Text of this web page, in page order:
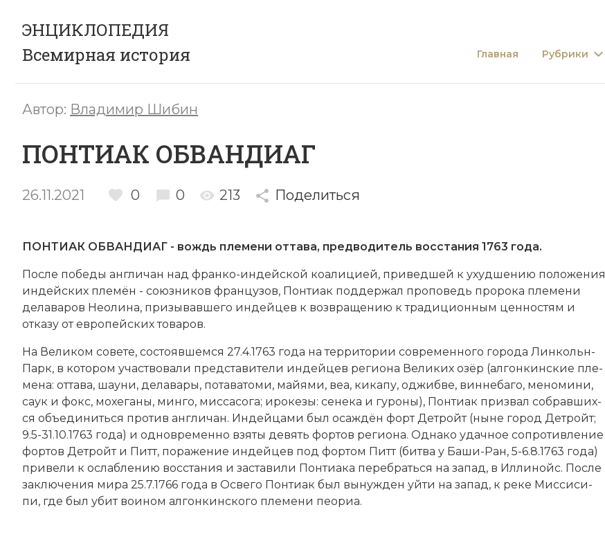
ЭНЦИКЛОПЕДИЯ
Всемирная история
Главная Рубрики
Автор: Владимир Шибин
ПОНТИАК ОБВАНДИАГ
26.11.2021 0 0 213 Поделиться
ПОНТИАК ОБВАНДИАГ - вождь племени оттава, предводитель восстания 1763 года.
После победы англичан над франко-индейской коалицией, приведшей к ухудшению положения
индейских племён - союзников французов, Понтиак поддержал проповедь пророка племени
делаваров Неолина, призывавшего индейцев к возвращению к традиционным ценностям и
отказу от европейских товаров.
На Ве­ли­ком со­ве­те, со­сто­яв­шем­ся 27.4.1763 года на тер­ри­то­рии современного города Лин­кольн-
Парк, в ко­то­ром уча­ст­во­ва­ли пред­ста­ви­те­ли ин­дей­цев ре­гио­на Ве­ли­ких озёр (ал­гон­кин­ские пле­
ме­на: от­та­ва, шау­ни, де­ла­ва­ры, по­та­ва­то­ми, май­я­ми, веа, ки­ка­пу, од­жиб­ве, вин­не­ба­го, ме­но­ми­ни,
са­ук и фокс, мо­хе­га­ны, мин­го, мис­са­со­га; иро­ке­зы: се­не­ка и гу­ро­ны), Понтиак при­звал со­брав­ших­
ся объ­е­ди­нить­ся про­тив анг­ли­чан. Ин­дей­ца­ми был оса­ж­дён форт Дет­ройт (ны­не город Дет­ройт;
9.5-31.10.1763 года) и од­но­вре­мен­но взя­ты де­вять фор­тов ре­гио­на. Од­на­ко удач­ное со­про­тив­ле­ние
фор­тов Дет­ройт и Питт, по­ра­же­ние ин­дей­цев под фор­том Питт (бит­ва у Ба­ши-Ран, 5-6.8.1763 года)
при­ве­ли к ос­лаб­ле­нию вос­ста­ния и за­ста­ви­ли Понтиака пе­ре­брать­ся на за­пад, в Ил­ли­нойс. По­сле
за­клю­че­ния ми­ра 25.7.1766 года в Ос­ве­го Понтиак был вы­ну­ж­ден уй­ти на за­пад, к реке Мис­си­си­
пи, где был убит вои­ном ал­гон­кин­ско­го пле­ме­ни пе­о­риа.